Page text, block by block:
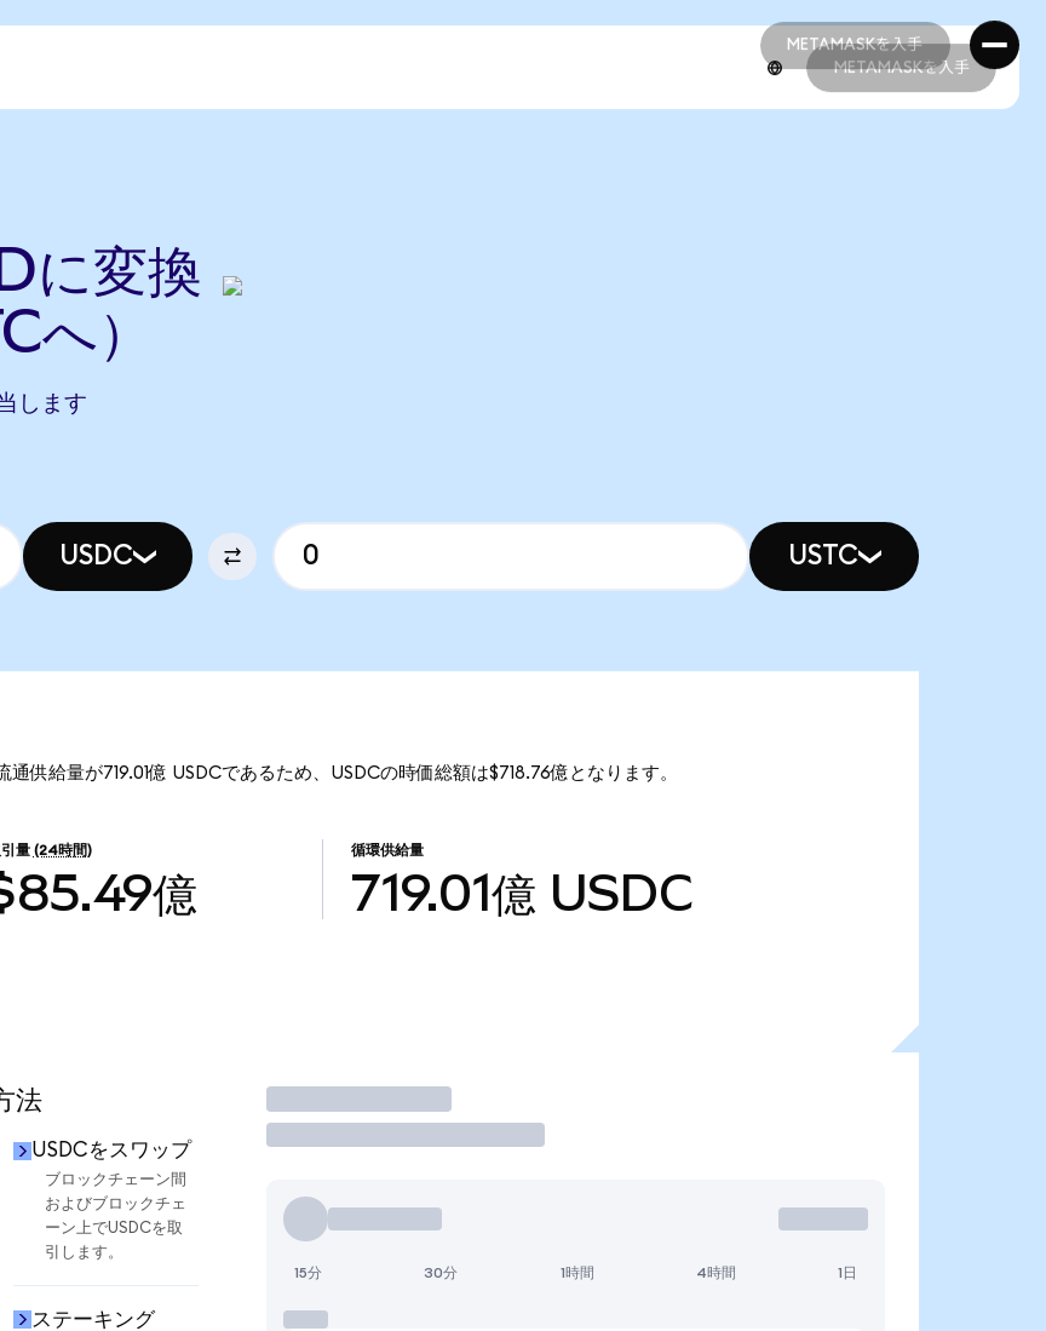
METAMASKを入手
METAMASKを入手
METAMASKを入手
変換
へ）
します
USDC USTC
供給量が719.01億 USDCであるため、USDCの時価総額は$718.76億となります。
量 (24時間)
億
循環供給量
719.01億 USDC
法
USDCをスワップ
ブロックチェーン間
およびブロックチェ
ーン上でUSDCを取
引します。
ステーキング
取引
15分 30分 1時間 4時間 1日